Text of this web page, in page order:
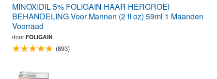
MINOXIDIL 5% FOLIGAIN HAAR HERGROEI
BEHANDELING Voor Mannen (2 fl oz) 59ml 1 Maanden
Voorraad
doorFOLIGAIN
(893)